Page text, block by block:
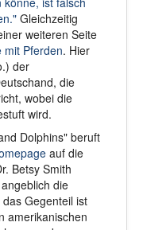
Gleichzeitig
weiteren Seite
mit Pferden. Hier
der
die
wobei die
wird.
Dolphins" beruft
auf die
Betsy Smith
die
Gegenteil ist
amerikanischen